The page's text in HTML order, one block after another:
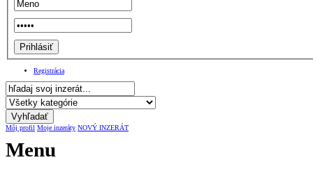
Registrácia
Môj profil Moje inzeráty NOVÝ INZERÁT
Menu